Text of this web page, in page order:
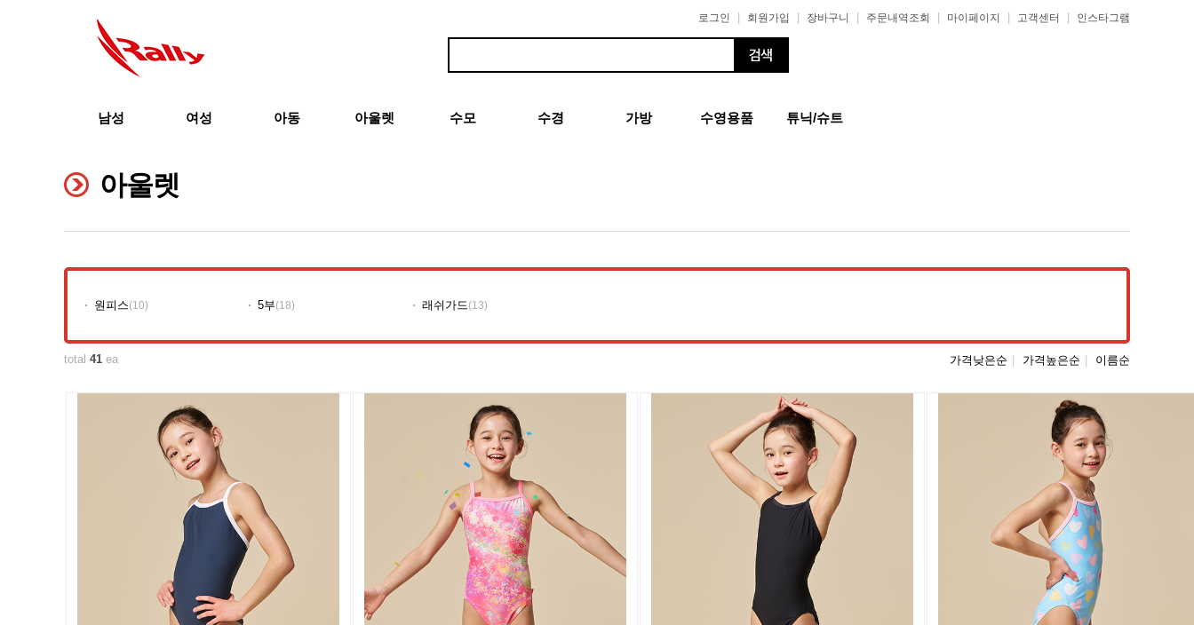
로그인 회원가입 장바구니 주문내역조회 마이페이지 고객센터 인스타그램
남성 여성 아동 아울렛 수모 수경 가방 수영용품 튜닉/슈트
아울렛
원피스(10) 5부(18) 래쉬가드(13)
total 41 ea 가격낮은순 가격높은순 이름순